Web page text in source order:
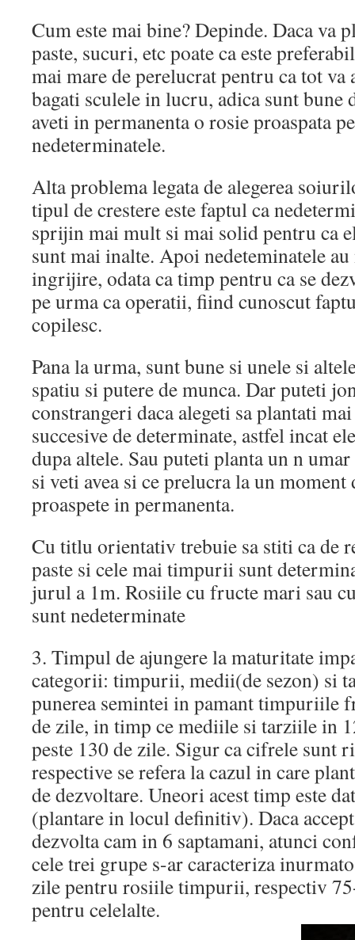
Cum este mai bine? Depinde. Daca va
paste, sucuri, etc poate ca este
mai mare de perelucrat pentru ca tot va
bagati sculele in lucru, adica sunt bune
aveti in permanenta o rosie proaspata
nedeterminatele.
Alta problema legata de alegerea
tipul de crestere este faptul ca
sprijin mai mult si mai solid pentru ca
sunt mai inalte. Apoi nedeteminatele
ingrijire, odata ca timp pentru ca se
pe urma ca operatii, fiind cunoscut
copilesc.
Pana la urma, sunt bune si unele si
spatiu si putere de munca. Dar puteti
constrangeri daca alegeti sa plantati
succesive de determinate, astfel incat
dupa altele. Sau puteti planta un n
si veti avea si ce prelucra la un
proaspete in permanenta.
Cu titlu orientativ trebuie sa stiti ca de
paste si cele mai timpurii sunt
jurul a 1m. Rosiile cu fructe mari sau
sunt nedeterminate
3. Timpul de ajungere la maturitate
categorii: timpurii, medii(de sezon) si
punerea semintei in pamant timpuriile
de zile, in timp ce mediile si tarziile in
peste 130 de zile. Sigur ca cifrele sunt
respective se refera la cazul in care
de dezvoltare. Uneori acest timp este
(plantare in locul definitiv). Daca
dezvolta cam in 6 saptamani, atunci
cele trei grupe s-ar caracteriza
zile pentru rosiile timpurii, respectiv
pentru celelalte.